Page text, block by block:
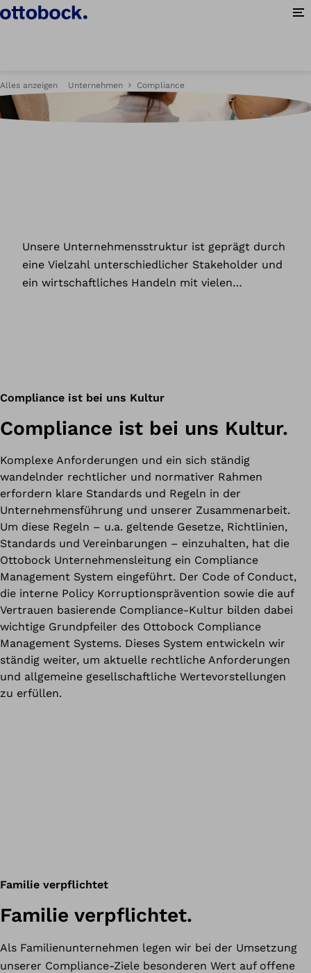
Alles anzeigen Unternehmen Compliance
Compliance ist bei uns Kultur
Compliance ist bei uns Kultur.
Komplexe Anforderungen und ein sich ständig
wandelnder rechtlicher und normativer Rahmen
erfordern klare Standards und Regeln in der
Unternehmensführung und unserer Zusammenarbeit.
Um diese Regeln – u.a. geltende Gesetze, Richtlinien,
Standards und Vereinbarungen – einzuhalten, hat die
Ottobock Unternehmensleitung ein Compliance
Management System eingeführt. Der Code of Conduct,
die interne Policy Korruptionsprävention sowie die auf
Vertrauen basierende Compliance-Kultur bilden dabei
wichtige Grundpfeiler des Ottobock Compliance
Management Systems. Dieses System entwickeln wir
ständig weiter, um aktuelle rechtliche Anforderungen
und allgemeine gesellschaftliche Wertevorstellungen
zu erfüllen.
Familie verpflichtet
Familie verpflichtet.
Als Familienunternehmen legen wir bei der Umsetzung
unserer Compliance-Ziele besonderen Wert auf offene